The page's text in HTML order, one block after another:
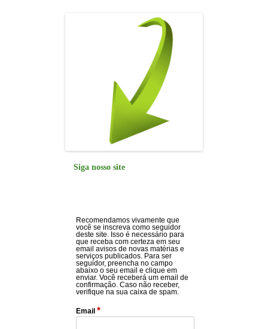
Siga nosso site
Recomendamos vivamente que
você se inscreva como seguidor
deste site. Isso é necessário para
que receba com certeza em seu
email avisos de novas matérias e
serviços publicados. Para ser
seguidor, preencha no campo
abaixo o seu email e clique em
enviar. Você receberá um email de
confirmação. Caso não receber,
verifique na sua caixa de spam.
Email *